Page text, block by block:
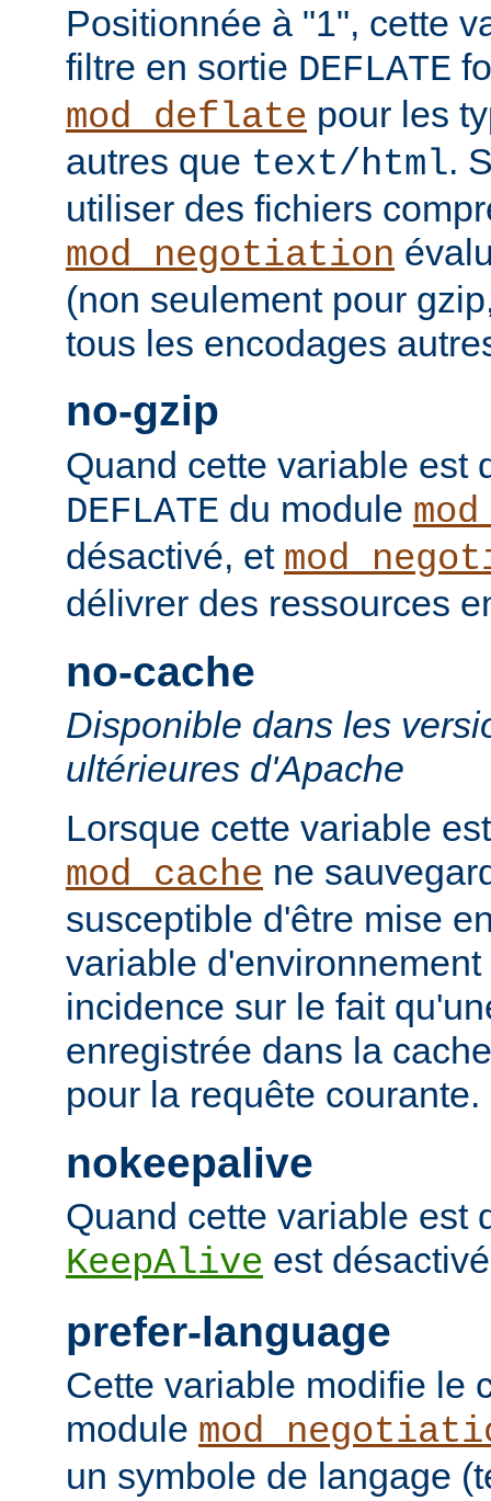
Positionnée à "1", cette
filtre en sortie DEFLATE
mod_deflate pour les
autres que text/html.
utiliser des fichiers
mod_negotiation
(non seulement pour
tous les encodages
no-gzip
Quand cette variable est
DEFLATE du module
désactivé, et
délivrer des ressources
no-cache
Disponible dans les
ultérieures d'Apache
Lorsque cette variable
mod_cache ne
susceptible d'être mise
variable
incidence sur le fait
enregistrée dans la
pour la requête courante.
nokeepalive
Quand cette variable est
KeepAlive est
prefer-language
Cette variable modifie le
module
un symbole de langage